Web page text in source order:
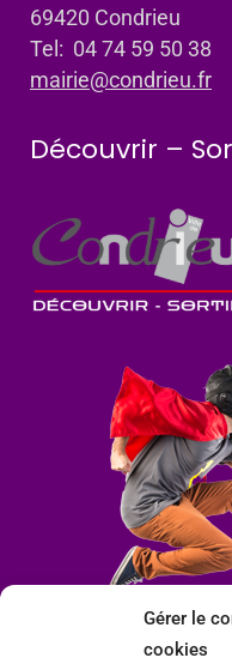
Gérer le
cookies
69420 Condrieu
Tel: 04 74 59 50 38
mairie@condrieu.fr
Découvrir –